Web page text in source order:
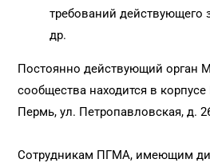
требований действующего
др.
Постоянно действующий орган
сообщества находится в
Пермь, ул. Петропавловская, д.
Сотрудникам ПГМА, имеющим